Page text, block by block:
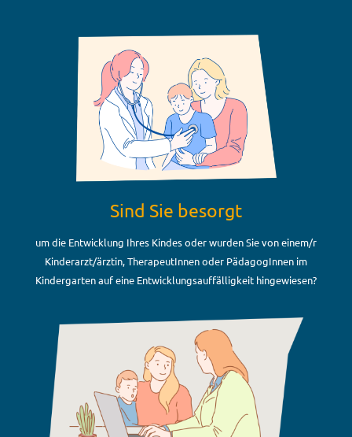
Sind Sie besorgt
um die Entwicklung Ihres Kindes oder wurden Sie von einem/r
Kinderarzt/ärztin, TherapeutInnen oder PädagogInnen im
Kindergarten auf eine Entwicklungsauffälligkeit hingewiesen?